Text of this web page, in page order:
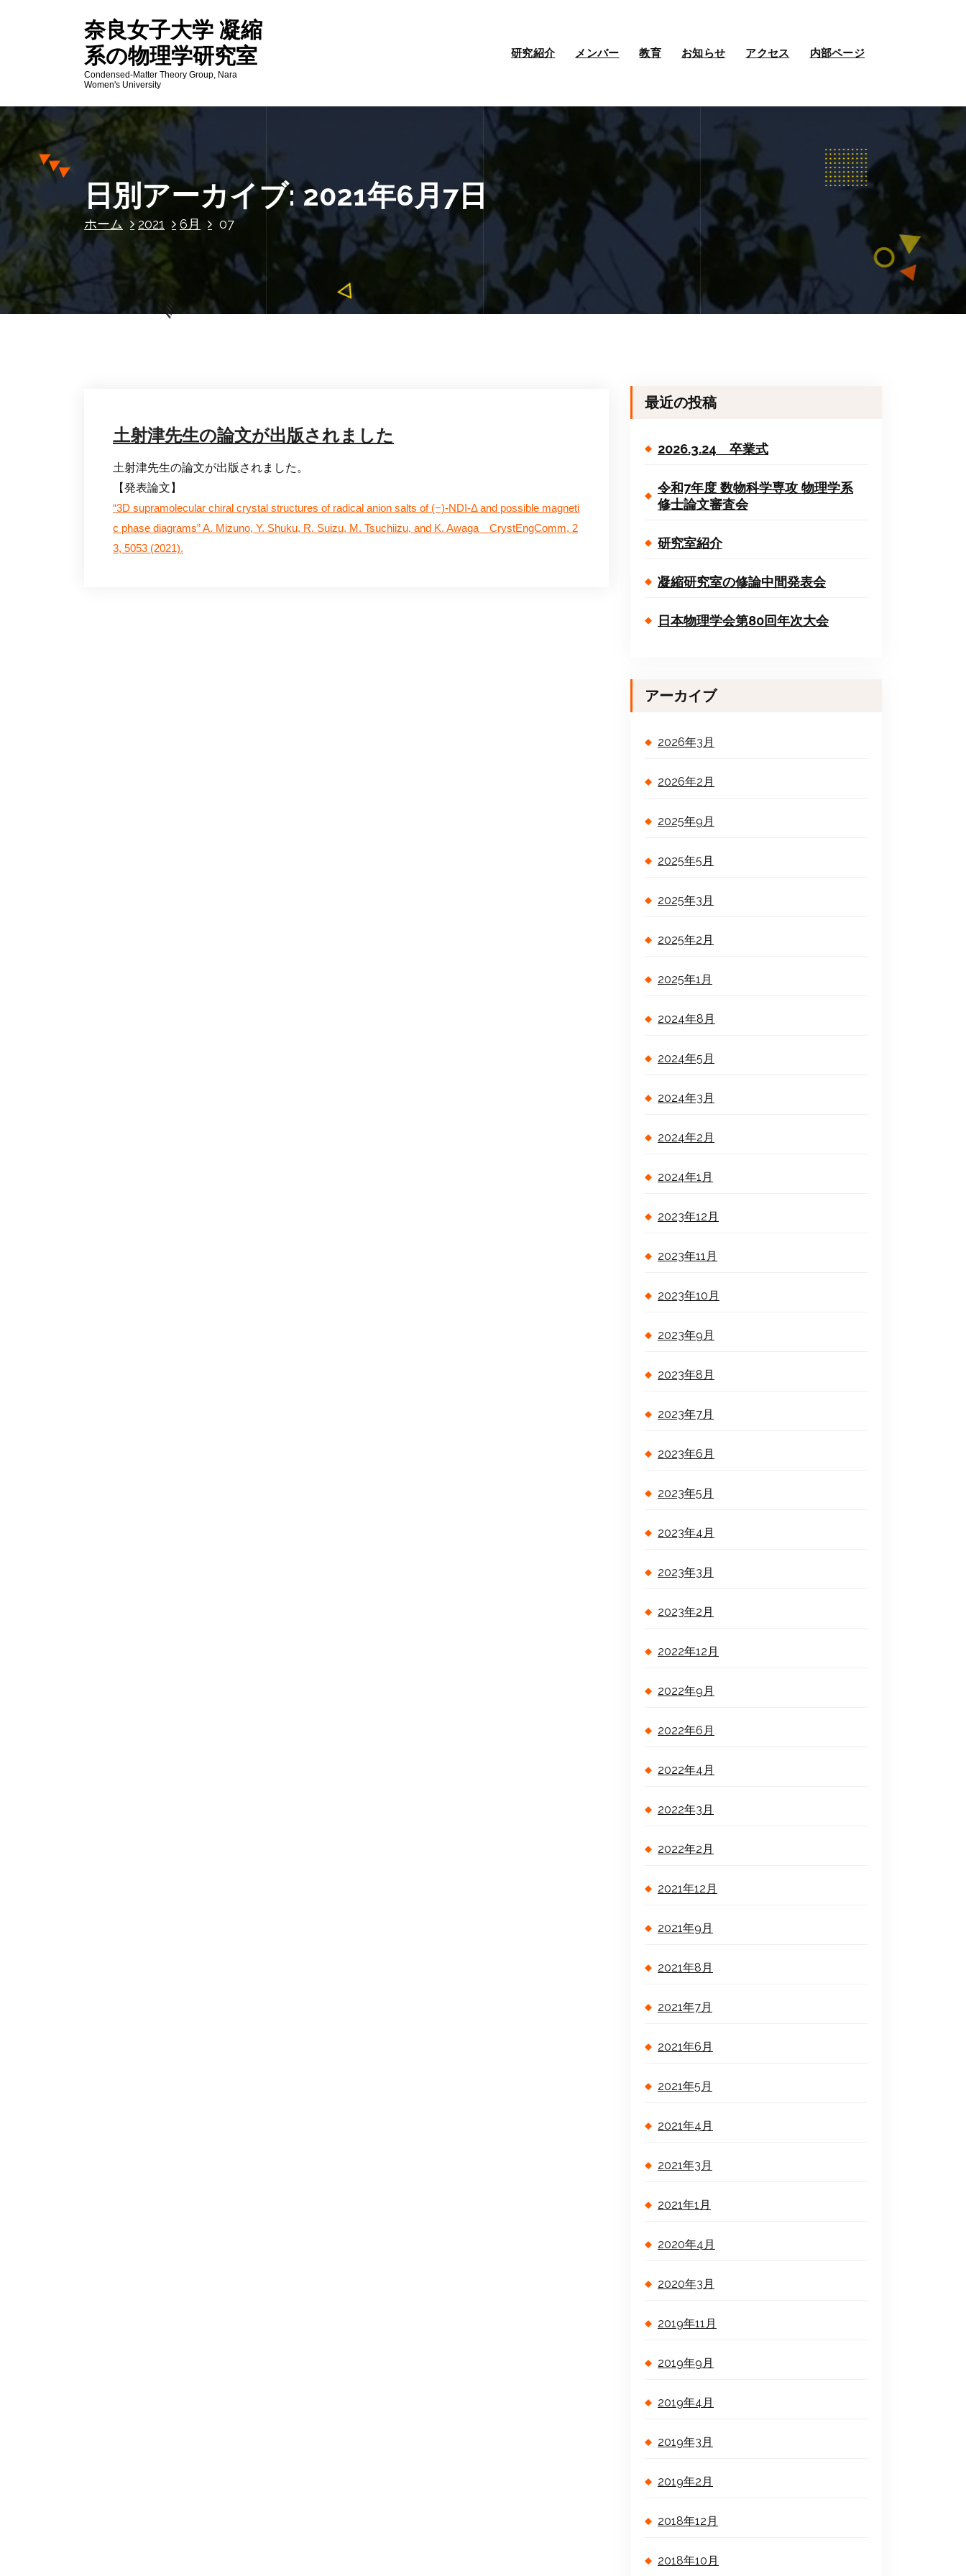
奈良女子大学 凝縮
系の物理学研究室
Condensed-Matter Theory Group, Nara
Women's University
研究紹介 メンバー 教育 お知らせ アクセス 内部ページ
日別アーカイブ: 2021年6月7日
ホーム 2021 6月 07
土射津先生の論文が出版されました
土射津先生の論文が出版されました。
【発表論文】
“3D supramolecular chiral crystal structures of radical anion salts of (−)-NDI-Δ and possible magneti
c phase diagrams” A. Mizuno, Y. Shuku, R. Suizu, M. Tsuchiizu, and K. Awaga CrystEngComm, 2
3, 5053 (2021).
最近の投稿
2026.3.24 卒業式
令和7年度 数物科学専攻 物理学系
修士論文審査会
研究室紹介
凝縮研究室の修論中間発表会
日本物理学会第80回年次大会
アーカイブ
2026年3月
2026年2月
2025年9月
2025年5月
2025年3月
2025年2月
2025年1月
2024年8月
2024年5月
2024年3月
2024年2月
2024年1月
2023年12月
2023年11月
2023年10月
2023年9月
2023年8月
2023年7月
2023年6月
2023年5月
2023年4月
2023年3月
2023年2月
2022年12月
2022年9月
2022年6月
2022年4月
2022年3月
2022年2月
2021年12月
2021年9月
2021年8月
2021年7月
2021年6月
2021年5月
2021年4月
2021年3月
2021年1月
2020年4月
2020年3月
2019年11月
2019年9月
2019年4月
2019年3月
2019年2月
2018年12月
2018年10月